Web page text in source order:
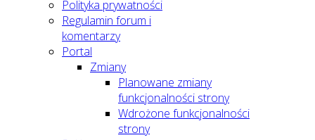
Polityka prywatności
Regulamin forum i
komentarzy
Portal
Zmiany
Planowane zmiany
funkcjonalności strony
Wdrożone funkcjonalności
strony